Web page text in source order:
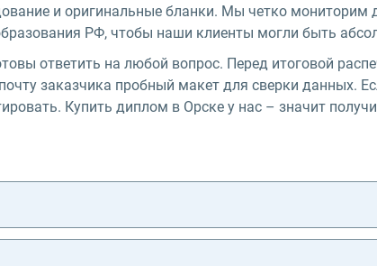
и оригинальные бланки. Мы четко
РФ, чтобы наши клиенты могли быть
ответить на любой вопрос. Перед итоговой
заказчика пробный макет для сверки данных.
Купить диплом в Орске у нас – значит